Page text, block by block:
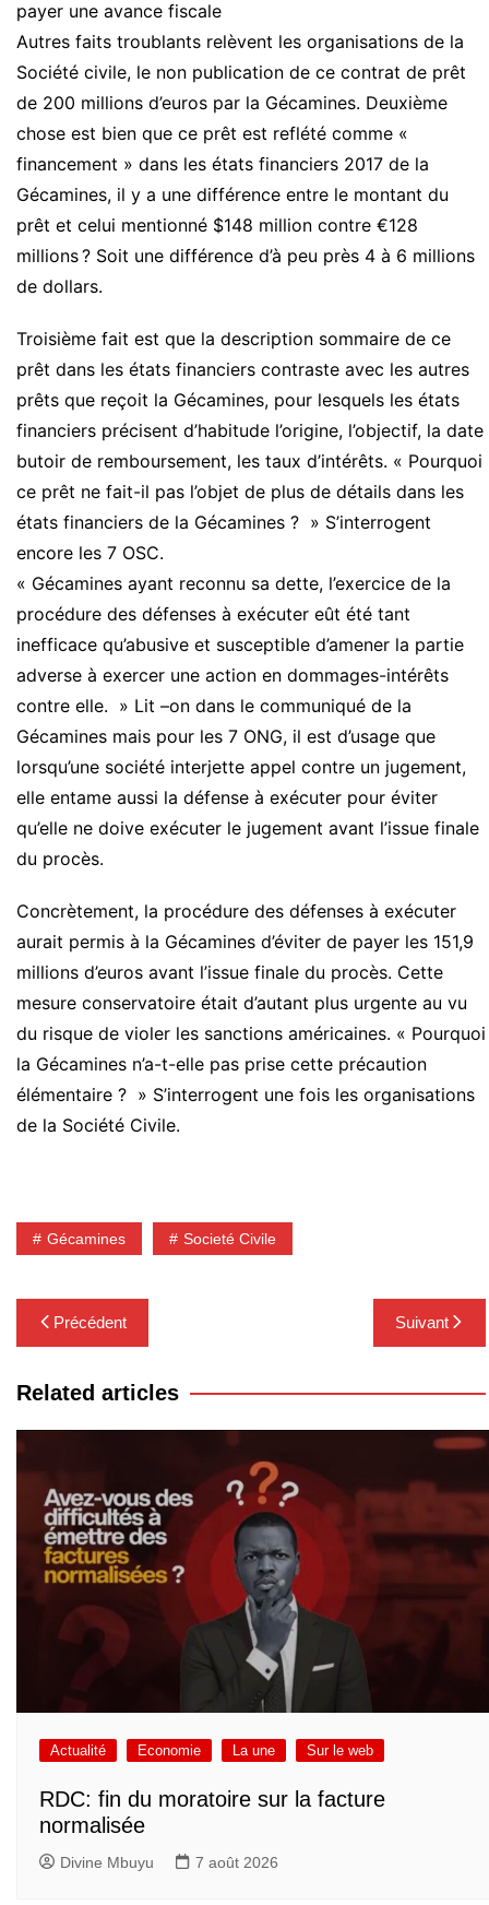
payer une avance fiscale
Autres faits troublants relèvent les organisations de la
Société civile, le non publication de ce contrat de prêt
de 200 millions d’euros par la Gécamines. Deuxième
chose est bien que ce prêt est reflété comme «
financement » dans les états financiers 2017 de la
Gécamines, il y a une différence entre le montant du
prêt et celui mentionné $148 million contre €128
millions ? Soit une différence d’à peu près 4 à 6 millions
de dollars.
Troisième fait est que la description sommaire de ce
prêt dans les états financiers contraste avec les autres
prêts que reçoit la Gécamines, pour lesquels les états
financiers précisent d’habitude l’origine, l’objectif, la date
butoir de remboursement, les taux d’intérêts. « Pourquoi
ce prêt ne fait-il pas l’objet de plus de détails dans les
états financiers de la Gécamines ? » S’interrogent
encore les 7 OSC.
« Gécamines ayant reconnu sa dette, l’exercice de la
procédure des défenses à exécuter eût été tant
inefficace qu’abusive et susceptible d’amener la partie
adverse à exercer une action en dommages-intérêts
contre elle. » Lit –on dans le communiqué de la
Gécamines mais pour les 7 ONG, il est d’usage que
lorsqu’une société interjette appel contre un jugement,
elle entame aussi la défense à exécuter pour éviter
qu’elle ne doive exécuter le jugement avant l’issue finale
du procès.
Concrètement, la procédure des défenses à exécuter
aurait permis à la Gécamines d’éviter de payer les 151,9
millions d’euros avant l’issue finale du procès. Cette
mesure conservatoire était d’autant plus urgente au vu
du risque de violer les sanctions américaines. « Pourquoi
la Gécamines n’a-t-elle pas prise cette précaution
élémentaire ? » S’interrogent une fois les organisations
de la Société Civile.
Gécamines Societé Civile
Navigation
de
l’article
Précédent Suivant
Related articles
Actualité Economie La une Sur le web
RDC: fin du moratoire sur la facture
normalisée
Divine Mbuyu 7 août 2026